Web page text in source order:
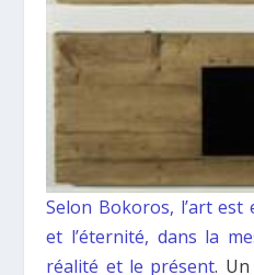
Selon Bokoros, l’art est
et l’éternité, dans la
réalité et le présent. Un